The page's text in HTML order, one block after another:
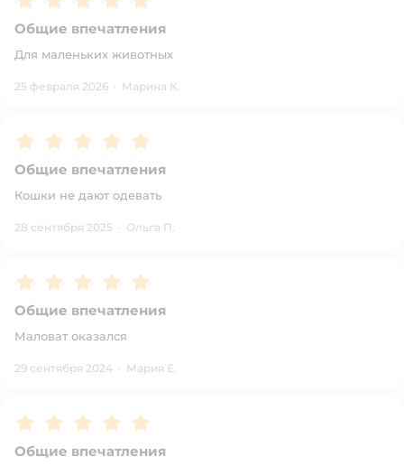
Общие впечатления
Для маленьких животных
25 февраля 2026 · Марина К.
Рейтинг:5
Общие впечатления
Кошки не дают одевать
28 сентября 2025 · Ольга П.
Рейтинг:5
Общие впечатления
Маловат оказался
29 сентября 2024 · Мария Е.
Рейтинг:5
Общие впечатления